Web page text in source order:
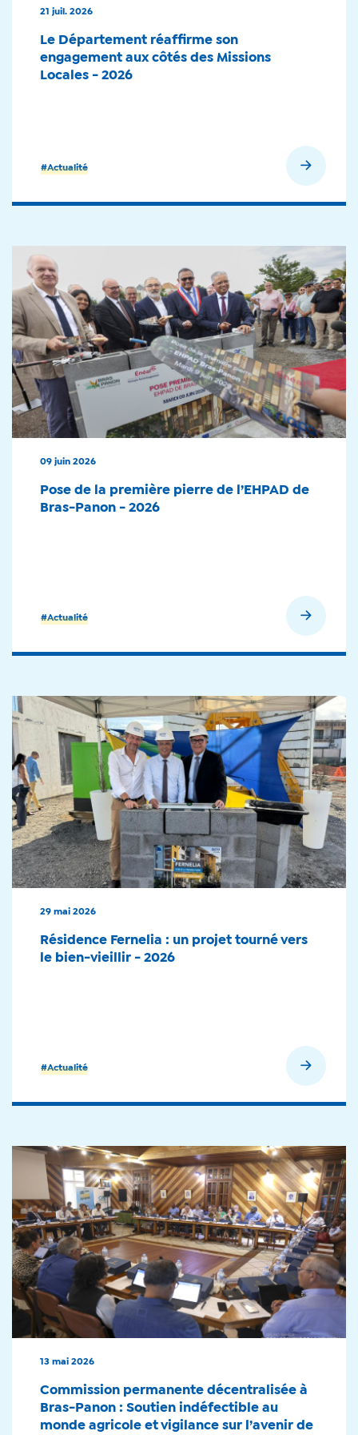
#Actualité
21 juil. 2026
Le Département réaffirme son
engagement aux côtés des Missions
Locales - 2026
#Actualité
09 juin 2026
Pose de la première pierre de l’EHPAD de
Bras-Panon - 2026
#Actualité
29 mai 2026
Résidence Fernelia : un projet tourné vers
le bien-vieillir - 2026
13 mai 2026
Commission permanente décentralisée à
Bras-Panon : Soutien indéfectible au
monde agricole et vigilance sur l’avenir de